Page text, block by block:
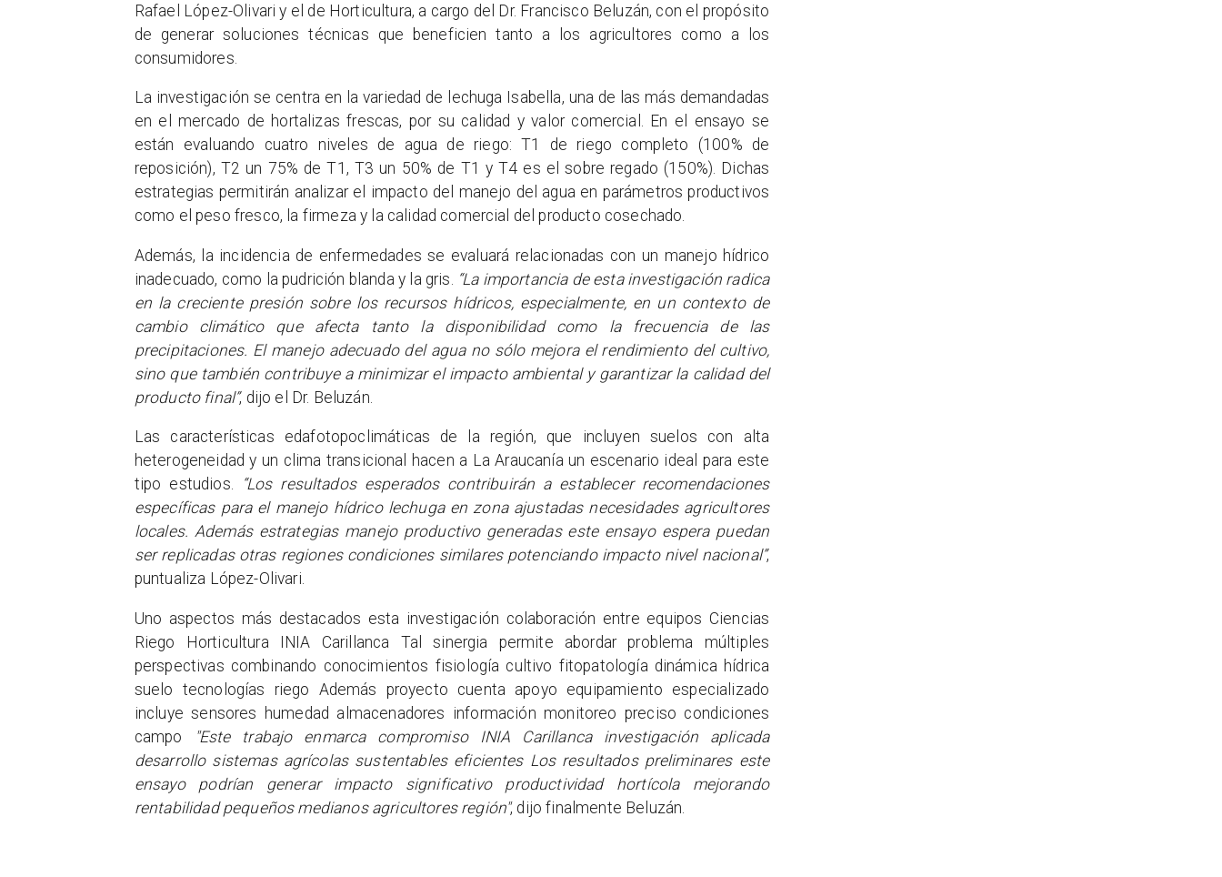
Rafael López-Olivari y el de Horticultura, a cargo del Dr. Francisco Beluzán, con el propósito
de generar soluciones técnicas que beneficien tanto a los agricultores como a los
consumidores.
La investigación se centra en la variedad de lechuga Isabella, una de las más demandadas
en el mercado de hortalizas frescas, por su calidad y valor comercial. En el ensayo se
están evaluando cuatro niveles de agua de riego: T1 de riego completo (100% de
reposición), T2 un 75% de T1, T3 un 50% de T1 y T4 es el sobre regado (150%). Dichas
estrategias permitirán analizar el impacto del manejo del agua en parámetros productivos
como el peso fresco, la firmeza y la calidad comercial del producto cosechado.
Además, la incidencia de enfermedades se evaluará relacionadas con un manejo hídrico
inadecuado, como la pudrición blanda y la gris. “La importancia de esta investigación radica
en la creciente presión sobre los recursos hídricos, especialmente, en un contexto de
cambio climático que afecta tanto la disponibilidad como la frecuencia de las
precipitaciones. El manejo adecuado del agua no sólo mejora el rendimiento del cultivo,
sino que también contribuye a minimizar el impacto ambiental y garantizar la calidad del
producto final”, dijo el Dr. Beluzán.
Las características edafotopoclimáticas de la región, que incluyen suelos con alta
heterogeneidad y un clima transicional hacen a La Araucanía un escenario ideal para este
tipo estudios.
“Los resultados esperados contribuirán a establecer recomendaciones
específicas para el manejo hídrico lechuga en zona ajustadas necesidades agricultores
locales. Además estrategias manejo productivo generadas este ensayo espera puedan
ser replicadas otras regiones condiciones similares potenciando impacto nivel nacional”,
puntualiza López-Olivari.
Uno aspectos más destacados esta investigación colaboración entre equipos Ciencias
Riego Horticultura INIA Carillanca Tal sinergia permite abordar problema múltiples
perspectivas combinando conocimientos fisiología cultivo fitopatología dinámica hídrica
suelo tecnologías riego Además proyecto cuenta apoyo equipamiento especializado
incluye sensores humedad almacenadores información monitoreo preciso condiciones
campo
"Este trabajo enmarca compromiso INIA Carillanca investigación aplicada
desarrollo sistemas agrícolas sustentables eficientes Los resultados preliminares este
ensayo podrían generar impacto significativo productividad hortícola mejorando
rentabilidad pequeños medianos agricultores región", dijo finalmente Beluzán.